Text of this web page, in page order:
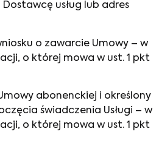
usług lub adres
o zawarcie Umowy – w
o której mowa w ust. 1 pkt
abonenckiej i określony
świadczenia Usługi – w
o której mowa w ust. 1 pkt